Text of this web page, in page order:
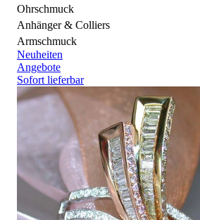
Ohrschmuck
Anhänger & Colliers
Armschmuck
Neuheiten
Angebote
Sofort lieferbar